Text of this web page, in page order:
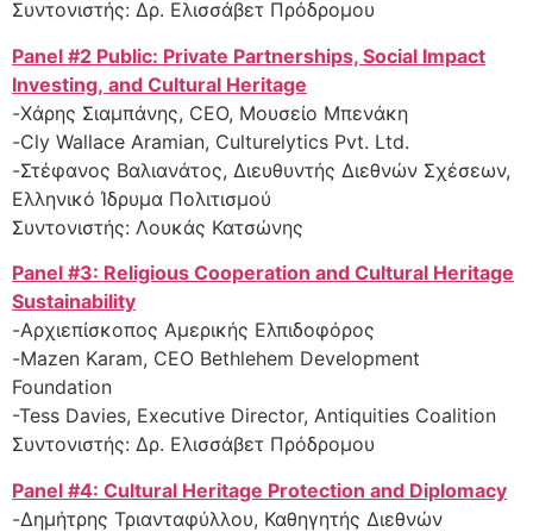
Συντονιστής: Δρ. Ελισσάβετ Πρόδρομου
Panel #2 Public: Private Partnerships, Social Impact
Investing, and Cultural Heritage
-Χάρης Σιαμπάνης, CEO, Μουσείο Μπενάκη
-Cly Wallace Aramian, Culturelytics Pvt. Ltd.
-Στέφανος Βαλιανάτος, Διευθυντής Διεθνών Σχέσεων,
Ελληνικό Ίδρυμα Πολιτισμού
Συντονιστής: Λουκάς Κατσώνης
Panel #3: Religious Cooperation and Cultural Heritage
Sustainability
-Αρχιεπίσκοπος Αμερικής Ελπιδοφόρος
-Mazen Karam, CEO Bethlehem Development
Foundation
-Tess Davies, Executive Director, Antiquities Coalition
Συντονιστής: Δρ. Ελισσάβετ Πρόδρομου
Panel #4: Cultural Heritage Protection and Diplomacy
-Δημήτρης Τριανταφύλλου, Καθηγητής Διεθνών